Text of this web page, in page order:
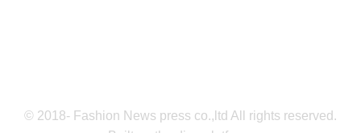
© 2018- Fashion News press co.,ltd All rights reserved.